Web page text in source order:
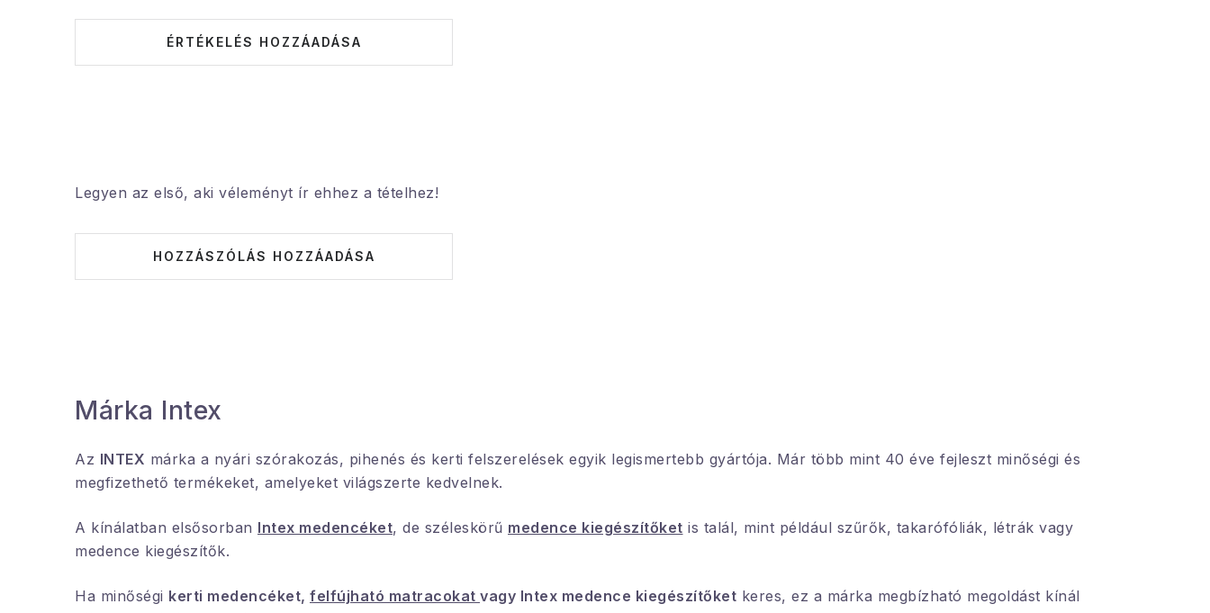
ÉRTÉKELÉS HOZZÁADÁSA
Legyen az első, aki véleményt ír ehhez a tételhez!
HOZZÁSZÓLÁS HOZZÁADÁSA
Márka Intex
Az INTEX márka a nyári szórakozás, pihenés és kerti felszerelések egyik legismertebb gyártója. Már több mint 40 éve fejleszt minőségi és
megfizethető termékeket, amelyeket világszerte kedvelnek.
A kínálatban elsősorban Intex medencéket, de széleskörű medence kiegészítőket is talál, mint például szűrők, takarófóliák, létrák vagy
medence kiegészítők.
Ha minőségi kerti medencéket, felfújható matracokat vagy Intex medence kiegészítőket keres, ez a márka megbízható megoldást kínál